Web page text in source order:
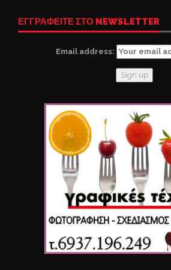
ΕΓΓΡΑΦΕΙΤΕ ΣΤΟ NEWSLETTER
Email address: